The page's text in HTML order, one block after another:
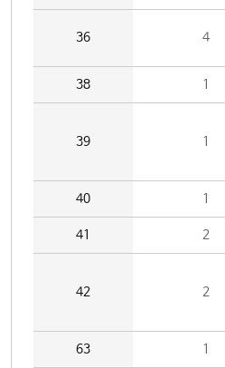
36 4
38 1
39 1
40 1
41 2
42 2
63 1